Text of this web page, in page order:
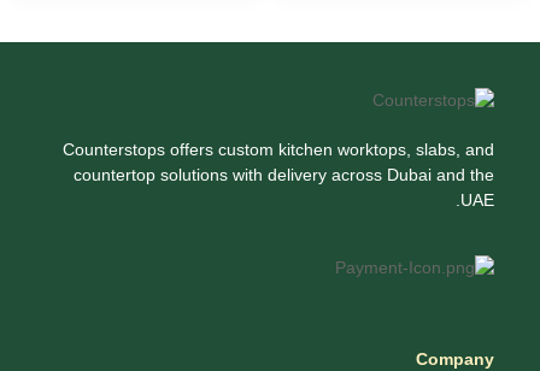
Counterstops offers custom kitchen worktops, slabs, and
countertop solutions with delivery across Dubai and the
UAE.
Company